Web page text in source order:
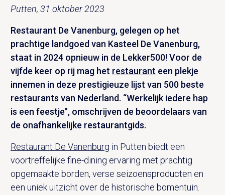
Putten, 31 oktober 2023
Restaurant De Vanenburg, gelegen op het
prachtige landgoed van Kasteel De Vanenburg,
staat in 2024 opnieuw in de Lekker500! Voor de
vijfde keer op rij mag het restaurant een plekje
innemen in deze prestigieuze lijst van 500 beste
restaurants van Nederland. “Werkelijk iedere hap
is een feestje", omschrijven de beoordelaars van
de onafhankelijke restaurantgids.
Restaurant De Vanenburg in Putten biedt een
voortreffelijke fine-dining ervaring met prachtig
opgemaakte borden, verse seizoensproducten en
een uniek uitzicht over de historische bomentuin.